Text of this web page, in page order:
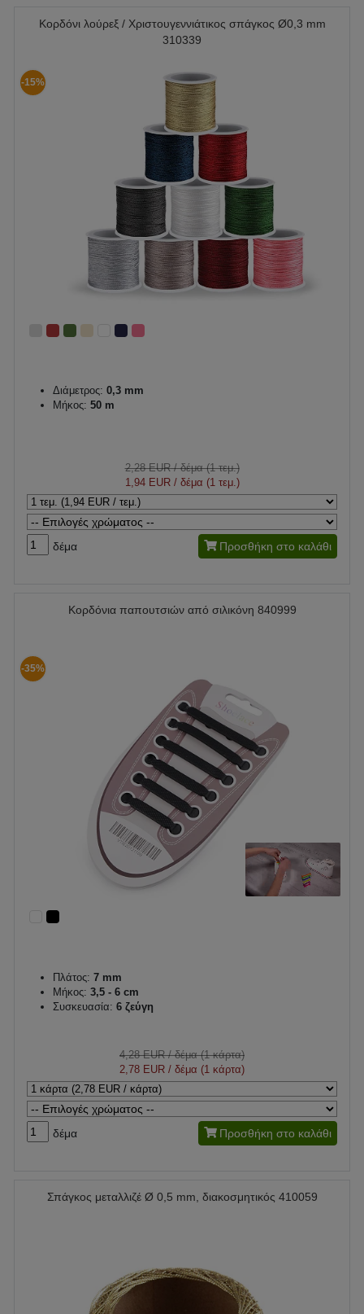
Κορδόνι λούρεξ / Χριστουγεννιάτικος σπάγκος Ø0,3 mm
310339
-15%
Διάμετρος: 0,3 mm
Μήκος: 50 m
2,28 EUR/ δέμα (1 τεμ.)
1,94 EUR/ δέμα (1 τεμ.)
δέμα Προσθήκη στο καλάθι
Κορδόνια παπουτσιών από σιλικόνη 840999
-35%
Πλάτος: 7 mm
Μήκος: 3,5 - 6 cm
Συσκευασία: 6 ζεύγη
4,28 EUR/ δέμα (1 κάρτα)
2,78 EUR / δέμα (1 κάρτα)
δέμα Προσθήκη στο καλάθι
Σπάγκος μεταλλιζέ Ø 0,5 mm, διακοσμητικός 410059